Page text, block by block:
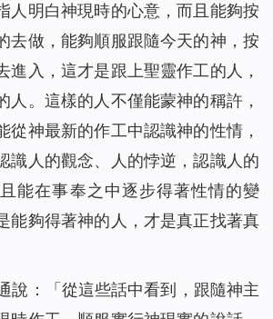
人明白神現時的心意，而且能夠按
去做，能夠順服跟隨今天的神，按
進入，這才是跟上聖靈作工的人，
人。這樣的人不僅能蒙神的稱許，
從神最新的作工中認識神的性情，
識人的觀念、人的悖逆，認識人的
能在事奉之中逐步得著性情的變
能夠得著神的人，才是真正找著真
說：「從這些話中看到，跟隨神主